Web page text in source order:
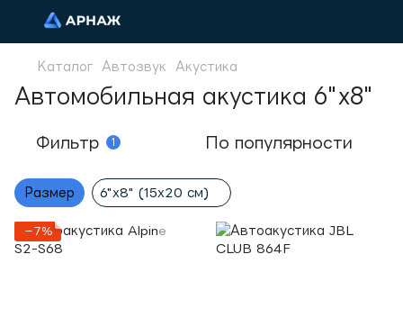
Каталог Автозвук Акустика
Автомобильная акустика 6"x8"
Фильтр 1 По популярности
Размер 6"х8" (15х20 см)
−7%